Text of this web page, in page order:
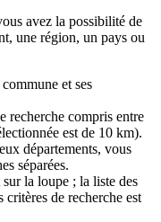
avez la possibilité de
une région, un pays ou
et ses
recherche compris entre
est de 10 km).
départements, vous
séparées.
la loupe ; la liste des
de recherche est